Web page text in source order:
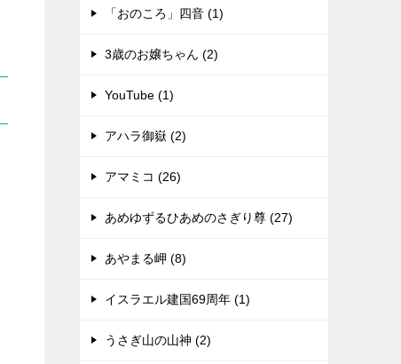
「おのころ」四音 (1)
3歳のお嬢ちゃん (2)
YouTube (1)
アハラ御嶽 (2)
アマミコ (26)
あめゆずるひあめのさぎり尊 (27)
あやまる岬 (8)
イスラエル建国69周年 (1)
うさぎ山の山神 (2)